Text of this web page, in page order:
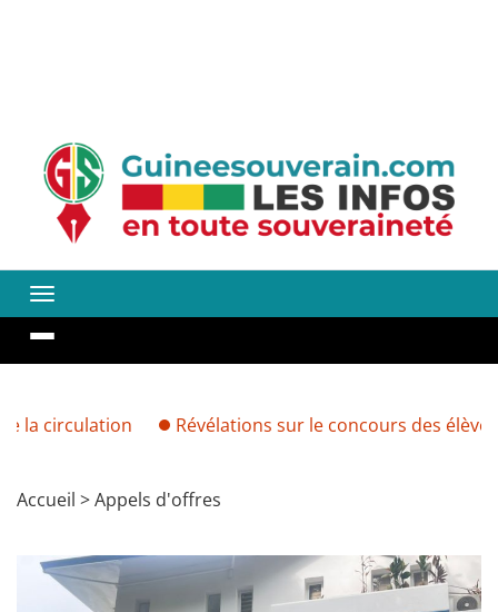
Révélations sur le concours des élèves
Accueil >Appels d'offres